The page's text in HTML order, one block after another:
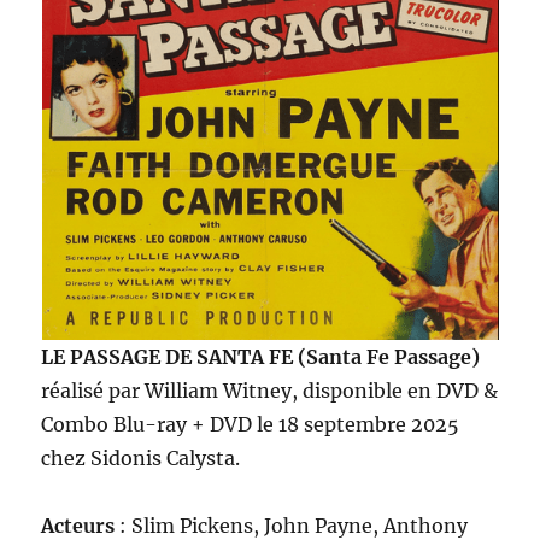
LE PASSAGE DE SANTA FE (Santa Fe Passage)
réalisé par William Witney, disponible en DVD &
Combo Blu-ray + DVD le 18 septembre 2025
chez Sidonis Calysta.
Acteurs : Slim Pickens, John Payne, Anthony